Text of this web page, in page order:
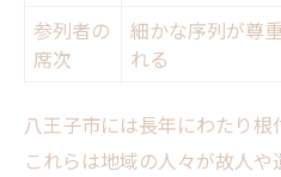
参列者の
席次
細かな序列が尊
れる
八王子市には長年にわたり根
これらは地域の人々が故人